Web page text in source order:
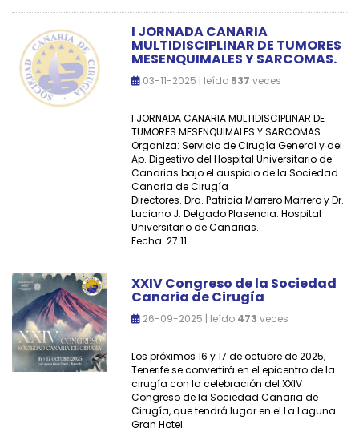
I JORNADA CANARIA
MULTIDISCIPLINAR DE TUMORES
MESENQUIMALES Y SARCOMAS.
03-11-2025 | leído 537 veces
I JORNADA CANARIA MULTIDISCIPLINAR DE
TUMORES MESENQUIMALES Y SARCOMAS.
Organiza: Servicio de Cirugía General y del
Ap. Digestivo del Hospital Universitario de
Canarias bajo el auspicio de la Sociedad
Canaria de Cirugía
Directores. Dra. Patricia Marrero Marrero y Dr.
Luciano J. Delgado Plasencia. Hospital
Universitario de Canarias.
Fecha: 27.11.
XXIV Congreso de la Sociedad
Canaria de Cirugía
26-09-2025 | leído 473 veces
Los próximos 16 y 17 de octubre de 2025,
Tenerife se convertirá en el epicentro de la
cirugía con la celebración del XXIV
Congreso de la Sociedad Canaria de
Cirugía, que tendrá lugar en el La Laguna
Gran Hotel.